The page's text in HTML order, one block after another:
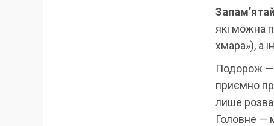
які можна
хмара»), а
Подорож —
приємно
лише
Головне —